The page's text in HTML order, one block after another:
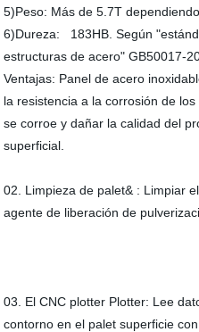
5)Peso: Más de 5.7T
6)Dureza: 183HB. Según
estructuras de acero" GB50017-
Ventajas: Panel de acero
la resistencia a la corrosión de
se corroe y dañar la calidad del
superficial.
02. Limpieza de palet& : Limpiar
agente de liberación de
03. El CNC plotter Plotter: Lee
contorno en el palet superficie